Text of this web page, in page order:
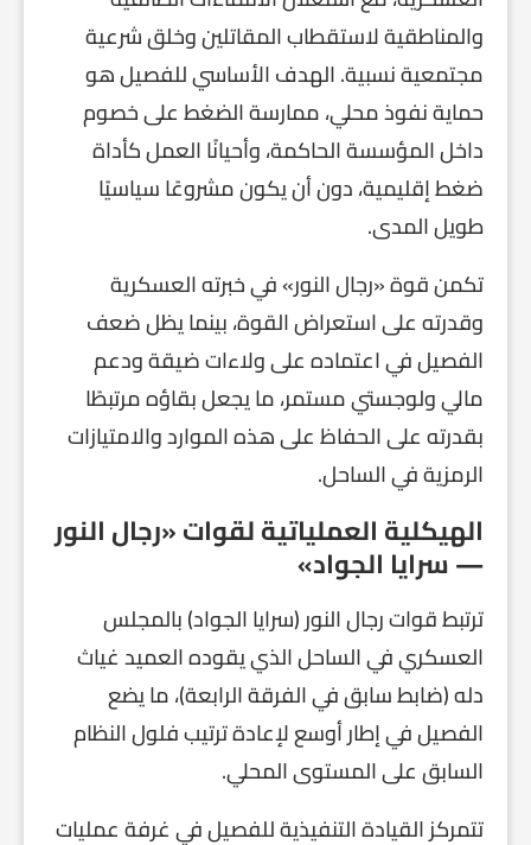
والمناطقية لاستقطاب المقاتلين وخلق شرعية
مجتمعية نسبية. الهدف الأساسي للفصيل هو
حماية نفوذ محلي، ممارسة الضغط على خصوم
داخل المؤسسة الحاكمة، وأحيانًا العمل كأداة
ضغط إقليمية، دون أن يكون مشروعًا سياسيًا
طويل المدى.
تكمن قوة «رجال النور» في خبرته العسكرية
وقدرته على استعراض القوة، بينما يظل ضعف
الفصيل في اعتماده على ولاءات ضيقة ودعم
مالي ولوجستي مستمر، ما يجعل بقاؤه مرتبطًا
بقدرته على الحفاظ على هذه الموارد والامتيازات
الرمزية في الساحل.
الهيكلية العملياتية لقوات «رجال النور
— سرايا الجواد»
ترتبط قوات رجال النور (سرايا الجواد) بالمجلس
العسكري في الساحل الذي يقوده العميد غياث
دله (ضابط سابق في الفرقة الرابعة)، ما يضع
الفصيل في إطار أوسع لإعادة ترتيب فلول النظام
السابق على المستوى المحلي.
تتمركز القيادة التنفيذية للفصيل في غرفة عمليات